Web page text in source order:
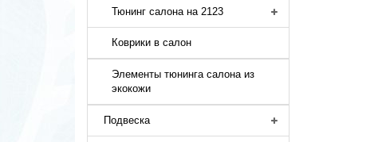
Тюнинг салона на 2123
Коврики в салон
Элементы тюнинга салона из
экокожи
Подвеска